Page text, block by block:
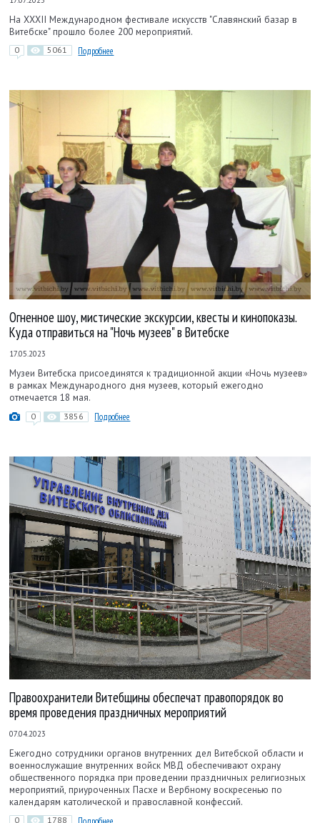
На XXXII Международном фестивале искусств "Славянский базар в
Витебске" прошло более 200 мероприятий.
0 5061 Подробнее
Огненное шоу, мистические экскурсии, квесты и кинопоказы.
Куда отправиться на "Ночь музеев" в Витебске
17.05.2023
Музеи Витебска присоединятся к традиционной акции «Ночь музеев»
в рамках Международного дня музеев, который ежегодно
отмечается 18 мая.
0 3856 Подробнее
Правоохранители Витебщины обеспечат правопорядок во
время проведения праздничных мероприятий
07.04.2023
Ежегодно сотрудники органов внутренних дел Витебской области и
военнослужащие внутренних войск МВД обеспечивают охрану
общественного порядка при проведении праздничных религиозных
мероприятий, приуроченных Пасхе и Вербному воскресенью по
календарям католической и православной конфессий.
0 1788 Подробнее